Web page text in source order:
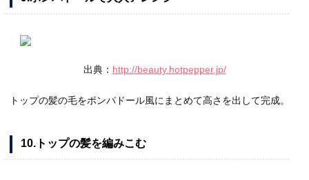
出典： http://beauty.hotpepper.jp/
トップの髪の毛をポンパドール風にまとめて高さを出して完成。
10.トップの髪を編みこむ